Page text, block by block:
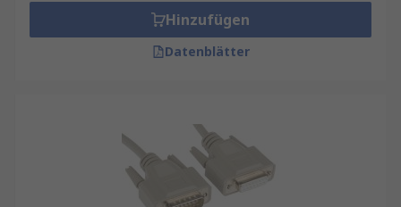
Hinzufügen
Datenblätter